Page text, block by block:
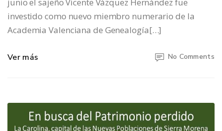
junio el sajeño Vicente Vázquez Hernández fue
investido como nuevo miembro numerario de la
Academia Valenciana de Genealogía[…]
Ver más No Comments